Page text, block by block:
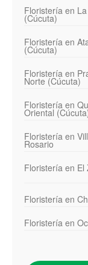
Floristería en
(Cúcuta)
Floristería en
(Cúcuta)
Floristería en
Norte (Cúcuta)
Floristería en
Oriental
Floristería en
Rosario
Floristería en El
Floristería en
Floristería en